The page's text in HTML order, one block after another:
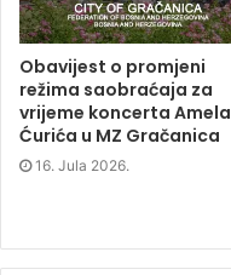
Obavijest o promjeni
režima saobraćaja za
vrijeme koncerta Amela
Ćurića u MZ Gračanica
16. Jula 2026.